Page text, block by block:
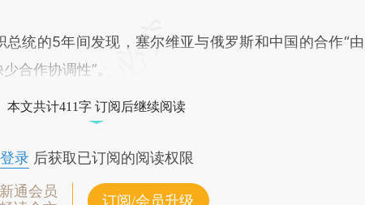
统的5年间发现，塞尔维亚与俄罗斯和中国的合作“由
合作协调性”。
本文共计411字 订阅后继续阅读
登录后获取已订阅的阅读权限
通会员
订阅/会员升级